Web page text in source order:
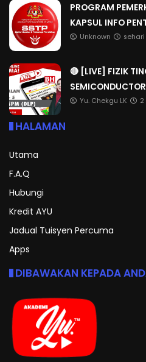
PROGRAM
KAPSUL INFO
Unknown
🔴 [LIVE] FIZIK
Yu. Chekgu LK
HALAMAN
Utama
F.A.Q
Hubungi
Kredit AYU
Jadual Tuisyen Percuma
Apps
DIBAWAKAN KEPADA